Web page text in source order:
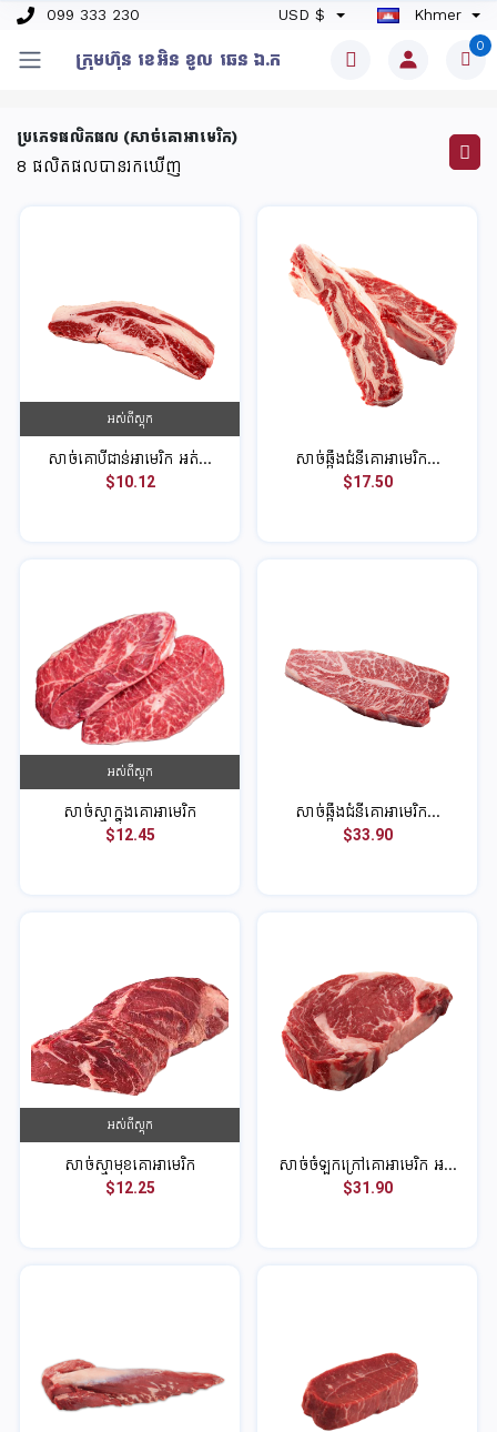
099 333 230 USD $ Khmer
ក្រុមហ៊ុន​ ខេអិន ខូល ឆេន​ ឯ.ក
0
ប្រភេទផលិតផល (សាច់គោអាមេរិក)
8 ផលិតផលបានរកឃើញ
អស់ពីស្តុក
សាច់គោបីជាន់អាមេរិក អត់...
$10.12
សាច់ឆ្អឹងជំនីគោអាមេរិក...
$17.50
អស់ពីស្តុក
សាច់ស្មាក្នុងគោអាមេរិក
$12.45
សាច់ឆ្អឹងជំនីគោអាមេរិក...
$33.90
អស់ពីស្តុក
សាច់ស្មាមុខគោអាមេរិក
$12.25
សាច់ចំឡកក្រៅគោអាមេរិក អ...
$31.90